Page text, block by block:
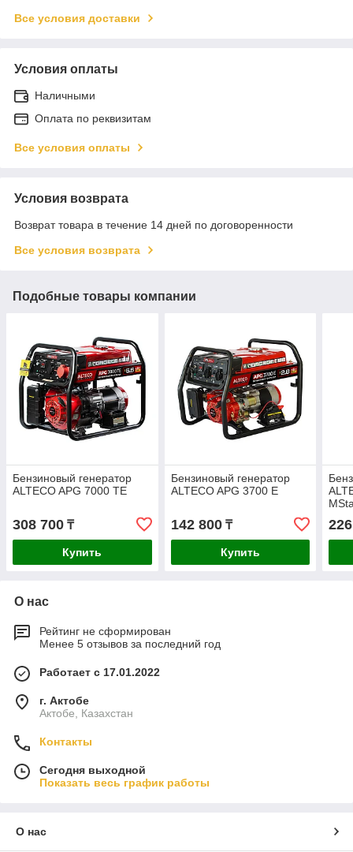
Все условия доставки
Условия оплаты
Наличными
Оплата по реквизитам
Все условия оплаты
Условия возврата
Возврат товара в течение 14 дней по договоренности
Все условия возврата
Подобные товары компании
Бензиновый генератор
ALTECO APG 7000 TE
308 700 ₸
Купить
Бензиновый генератор
ALTECO APG 3700 E
142 800₸
Купить
О нас
Рейтинг не сформирован
Менее 5 отзывов за последний год
Работает с 17.01.2022
г. Актобе
Актобе, Казахстан
Контакты
Сегодня выходной
Показать весь график работы
О нас